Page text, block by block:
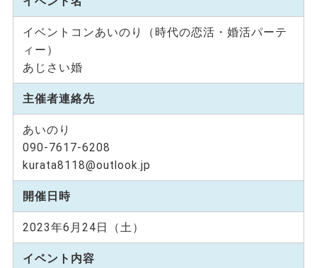
イベントコンあいのり（時代の恋活・婚活パーテ
ィー）
あじさい婚
主催者連絡先
あいのり
090-7617-6208
kurata8118@outlook.jp
開催日時
2023年6月24日（土）
イベント内容